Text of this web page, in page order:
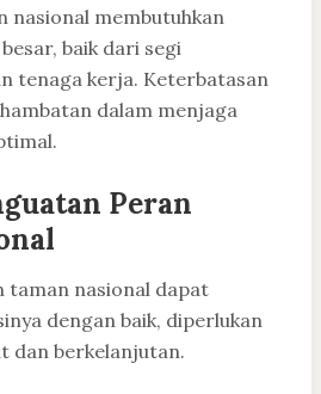
nasional membutuhkan
baik dari segi
tenaga kerja. Keterbatasan
dalam menjaga
Peran
taman nasional dapat
dengan baik, diperlukan
dan berkelanjutan.